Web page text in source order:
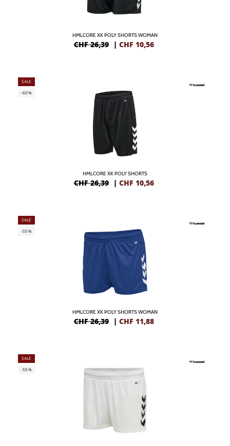
HMLCORE XK POLY SHORTS WOMAN
CHF 26,39 | CHF 10,56
SALE
-60%
HMLCORE XK POLY SHORTS
CHF 26,39 | CHF 10,56
SALE
-55%
HMLCORE XK POLY SHORTS WOMAN
CHF 26,39 | CHF 11,88
SALE
-55%